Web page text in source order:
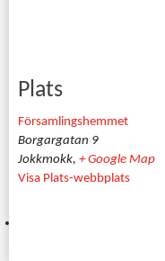
Plats
Församlingshemmet
Borgargatan 9
Jokkmokk, + Google Map
Visa Plats-webbplats